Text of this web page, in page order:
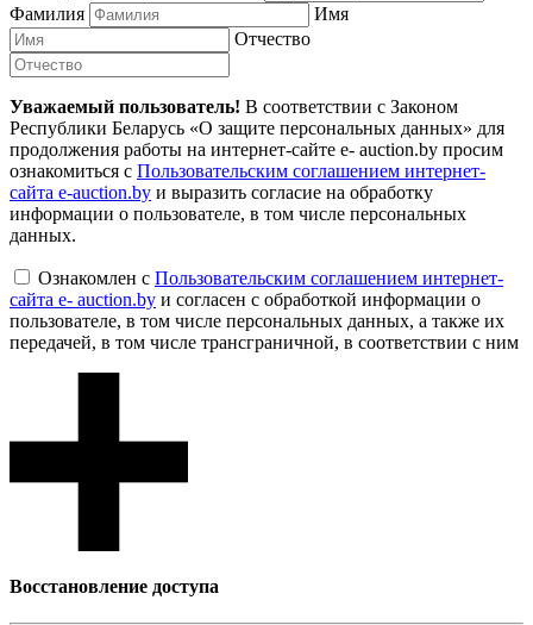
Фамилия
Имя
Отчество
Уважаемый пользователь! В соответствии с Законом
Республики Беларусь «О защите персональных данных» для
продолжения работы на интернет-сайте e- auction.by просим
ознакомиться с Пользовательским соглашением интернет-
сайта e-auction.by и выразить согласие на обработку
информации о пользователе, в том числе персональных
данных.
Ознакомлен с Пользовательским соглашением интернет-
сайта e- auction.by и согласен с обработкой информации о
пользователе, в том числе персональных данных, а также их
передачей, в том числе трансграничной, в соответствии с ним
Восcтановление доступа